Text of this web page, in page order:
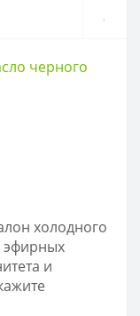
черного
холодного
эфирных
и